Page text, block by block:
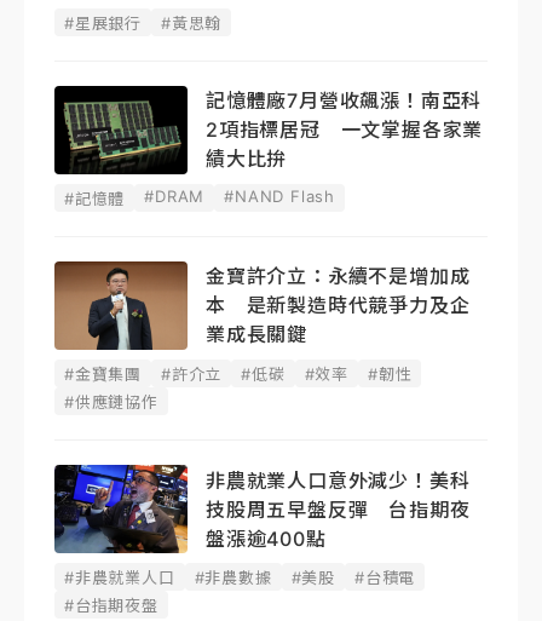
#星展銀行 #黃思翰
記憶體廠7月營收飆漲！南亞科
2項指標居冠 一文掌握各家業
績大比拚
#記憶體 #DRAM #NAND Flash
金寶許介立：永續不是增加成
本 是新製造時代競爭力及企
業成長關鍵
#金寶集團 #許介立 #低碳 #效率
#韌性
#供應鏈協作
非農就業人口意外減少！美科
技股周五早盤反彈 台指期夜
盤漲逾400點
#非農就業人口 #非農數據 #美股
#台積電
#台指期夜盤